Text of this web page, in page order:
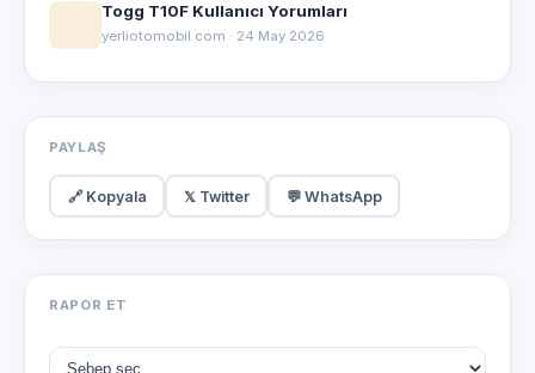
Togg T10F Kullanıcı Yorumları
yerliotomobil.com · 24 May 2026
PAYLAŞ
🔗 Kopyala 𝕏 Twitter 💬 WhatsApp
RAPOR ET